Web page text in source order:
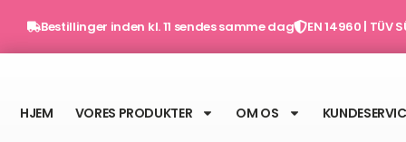
indholdet
Bestillinger inden kl. 11 sendes samme dag EN 14960 | TÜV
HJEM VORES PRODUKTER OM OS